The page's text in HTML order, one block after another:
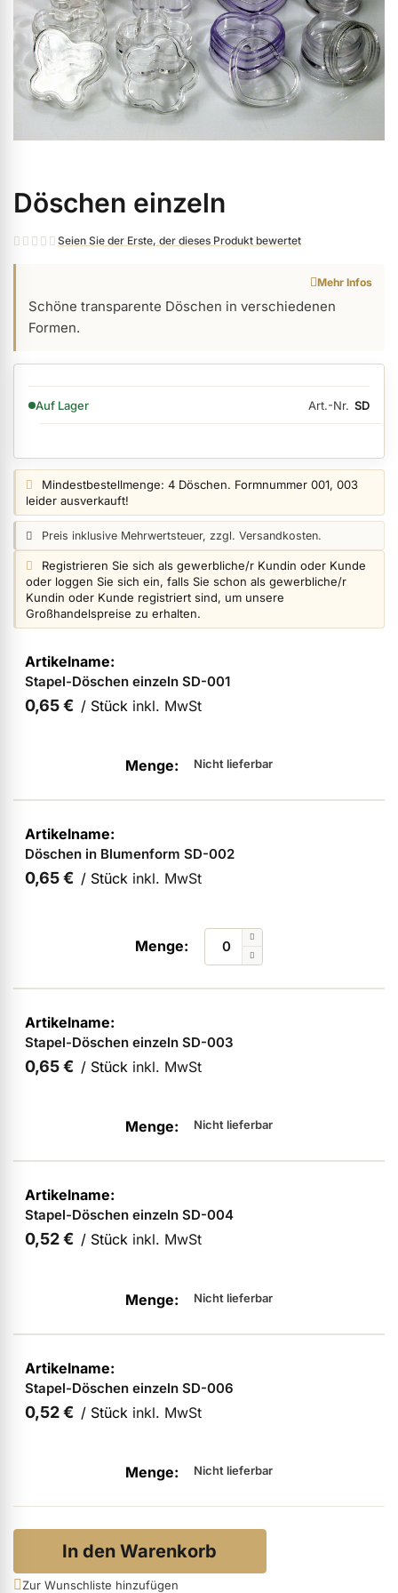
Weihnachtsmarkt anzeigen
Gel anzeigen
Gel Polish anzeigen
Nagellack & Flüssigkeiten anzeigen
NailArt anzeigen
Nagelfeilen, Werkzeuge, Tips & Zubehör anzeigen
Hygiene anzeigen
Skintrix anzeigen
Füße & Zehenringe anzeigen
Beauty Accessoires anzeigen
Verpackungen & Verkaufshilfen anzeigen
Kundenpräsente anzeigen
Zum
Anfang
der
Bildgalerie
Döschen einzeln
Seien Sie der Erste, der dieses Produkt bewertet
Mehr Infos
Schöne transparente Döschen in verschiedenen
Formen.
Auf Lager Art.-Nr. SD
Preisangabe:
Mindestbestellmenge: 4 Döschen. Formnummer 001, 003
leider ausverkauft!
Preisangabe:
Preis inklusive Mehrwertsteuer, zzgl. Versandkosten.
Login info:
Registrieren Sie sich als gewerbliche/r Kundin oder Kunde
oder loggen Sie sich ein, falls Sie schon als gewerbliche/r
Kundin oder Kunde registriert sind, um unsere
Großhandelspreise zu erhalten.
für
gruppiertes
Produkt
Stapel-Döschen einzeln SD-001
0,65 € / Stück inkl. MwSt
Nicht lieferbar
Döschen in Blumenform SD-002
0,65 € / Stück inkl. MwSt
Stapel-Döschen einzeln SD-003
0,65 € / Stück inkl. MwSt
Nicht lieferbar
Stapel-Döschen einzeln SD-004
0,52 € / Stück inkl. MwSt
Nicht lieferbar
Stapel-Döschen einzeln SD-006
0,52 € / Stück inkl. MwSt
Nicht lieferbar
In den Warenkorb
Zur Wunschliste hinzufügen